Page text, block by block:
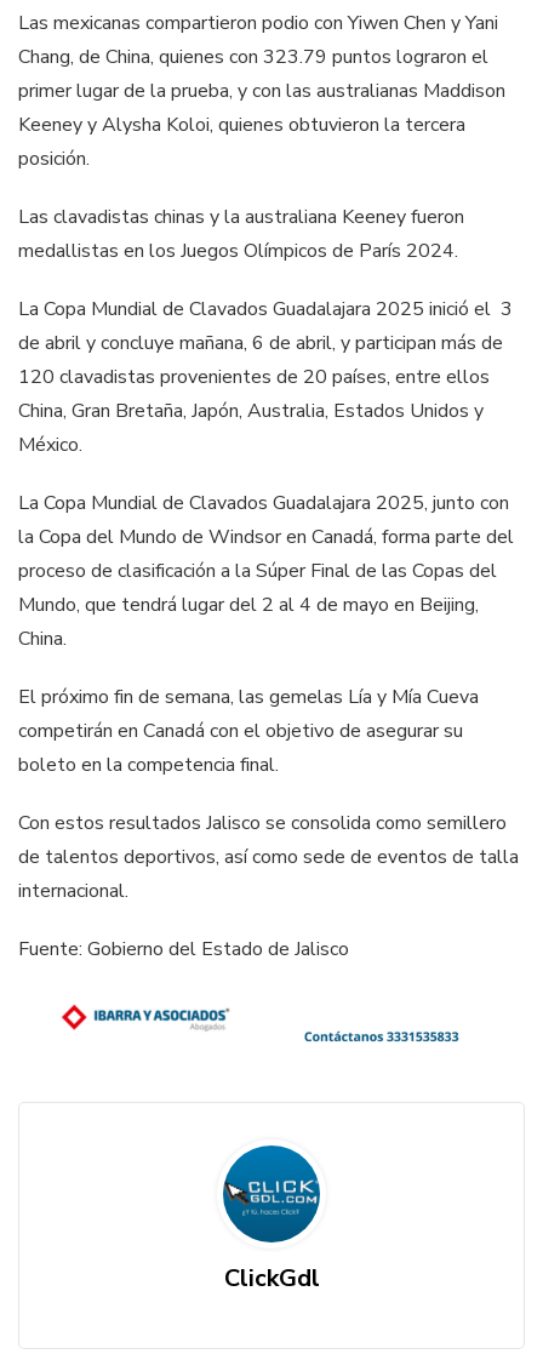
Las mexicanas compartieron podio con Yiwen Chen y Yani
Chang, de China, quienes con 323.79 puntos lograron el
primer lugar de la prueba, y con las australianas Maddison
Keeney y Alysha Koloi, quienes obtuvieron la tercera
posición.
Las clavadistas chinas y la australiana Keeney fueron
medallistas en los Juegos Olímpicos de París 2024.
La Copa Mundial de Clavados Guadalajara 2025 inició el 3
de abril y concluye mañana, 6 de abril, y participan más de
120 clavadistas provenientes de 20 países, entre ellos
China, Gran Bretaña, Japón, Australia, Estados Unidos y
México.
La Copa Mundial de Clavados Guadalajara 2025, junto con
la Copa del Mundo de Windsor en Canadá, forma parte del
proceso de clasificación a la Súper Final de las Copas del
Mundo, que tendrá lugar del 2 al 4 de mayo en Beijing,
China.
El próximo fin de semana, las gemelas Lía y Mía Cueva
competirán en Canadá con el objetivo de asegurar su
boleto en la competencia final.
Con estos resultados Jalisco se consolida como semillero
de talentos deportivos, así como sede de eventos de talla
internacional.
Fuente: Gobierno del Estado de Jalisco
ClickGdl